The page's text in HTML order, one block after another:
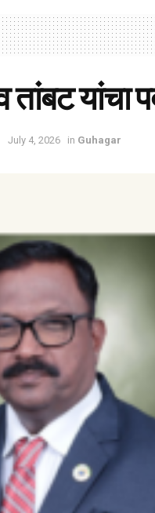
यांचा
July 4, 2026 in Guhagar